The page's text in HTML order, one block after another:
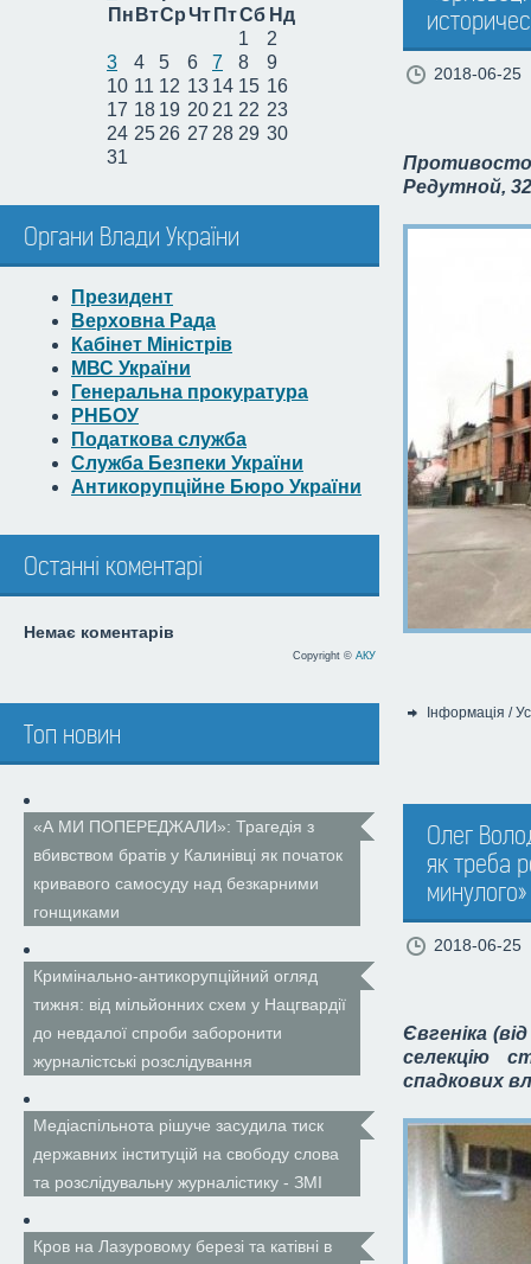
Пн ВтСрЧт ПтСб Нд
1
2
3
4 5 6 7 8
9
10 11 12 13 14 15 16
17 18 19 20 21 22 23
24 25 26 27 28 29 30
31
Органи Влади України
Президент
Верховна Рада
Кабінет Міністрів
МВС України
Генеральна прокуратура
РНБОУ
Податкова служба
Служба Безпеки України
Антикорупційне Бюро України
Останні коментарі
Немає коментарів
Copyright © АКУ
Топ новин
«А МИ ПОПЕРЕДЖАЛИ»: Трагедія з
вбивством братів у Калинівці як початок
кривавого самосуду над безкарними
гонщиками
Кримінально-антикорупційний огляд
тижня: від мільйонних схем у Нацгвардії
до невдалої спроби заборонити
журналістські розслідування
Медіаспільнота рішуче засудила тиск
державних інституцій на свободу слова
та розслідувальну журналістику - ЗМІ
Кров на Лазуровому березі та катівні в
2018-06-25
Редутной,
Категорія:
Інформація /
Олег
як треба
2018-06-25
Євгеніка
селекцію
спадкових